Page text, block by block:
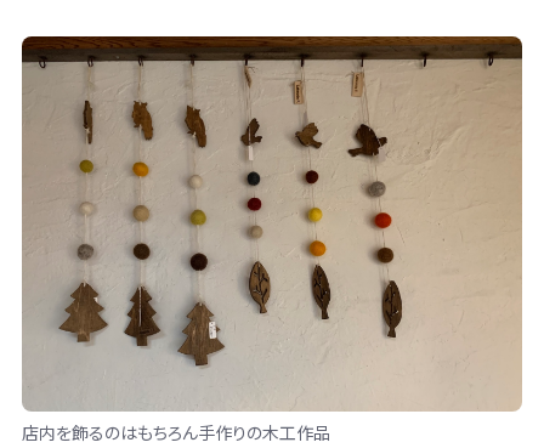
店内を飾るのはもちろん手作りの木工作品